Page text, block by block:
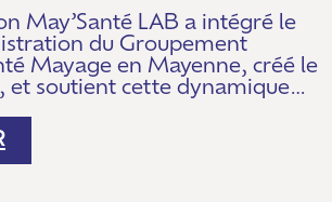
May’Santé LAB a intégré le
du Groupement
Mayage en Mayenne, créé le
et soutient cette dynamique…
:
MAY’SANTÉ